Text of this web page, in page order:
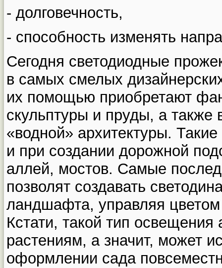
- долговечность,
- способность изменять
Сегодня светодиодные
в самых смелых
их помощью приобретают
скульптуры и пруды, а
«водной» архитектуры.
и при создании дорожной
аллей, мостов. Самые
позволят создавать
ландшафта, управляя цветом
Кстати, такой тип
растениям, а значит, может
оформлении сада